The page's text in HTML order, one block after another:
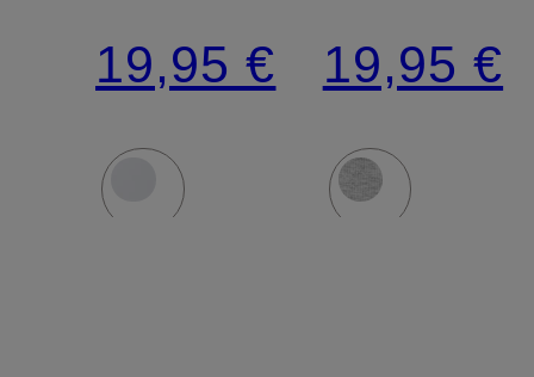
Slips
95/5
19,95 €
RIB
19,95 €